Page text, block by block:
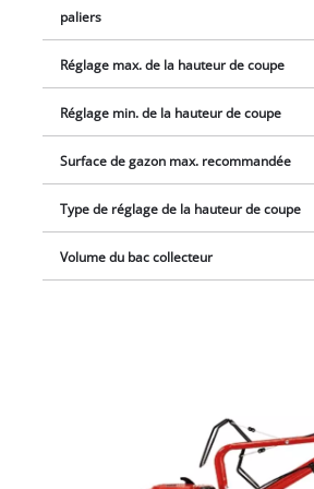
paliers
Réglage max. de la hauteur de coupe
Réglage min. de la hauteur de coupe
Surface de gazon max. recommandée
Type de réglage de la hauteur de coupe
Volume du bac collecteur